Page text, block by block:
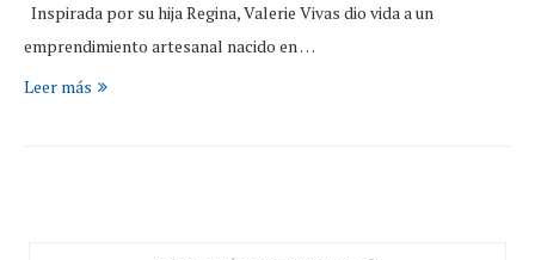
Inspirada por su hija Regina, Valerie Vivas dio vida a un
emprendimiento artesanal nacido en …
Leer más